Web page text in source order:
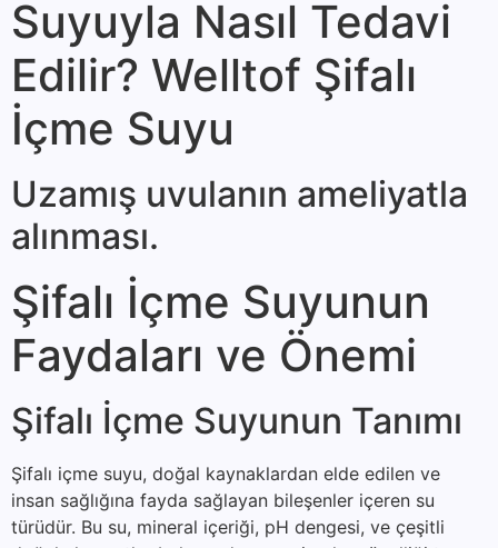
Suyuyla Nasıl Tedavi
Edilir? Welltof Şifalı
İçme Suyu
Uzamış uvulanın ameliyatla
alınması.
Şifalı İçme Suyunun
Faydaları ve Önemi
Şifalı İçme Suyunun Tanımı
Şifalı içme suyu, doğal kaynaklardan elde edilen ve
insan sağlığına fayda sağlayan bileşenler içeren su
türüdür. Bu su, mineral içeriği, pH dengesi, ve çeşitli